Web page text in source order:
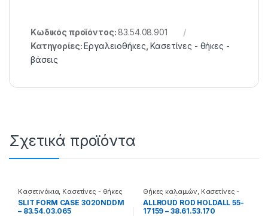
Κωδικός προϊόντος:83.54.08.901
Κατηγορίες:Εργαλειοθήκες ,Κασετίνες - θήκες -
βάσεις
Σχετικά προϊόντα
Κασετινάκια, Κασετίνες - θήκες
- βάσεις
SLIT FORM CASE 3020NDDM
– 83.54.03.065
Θήκες καλαμιών Κασετίνες -
θήκες - βάσεις
ALLROUD ROD HOLDALL 55-
17159 – 38.61.53.170